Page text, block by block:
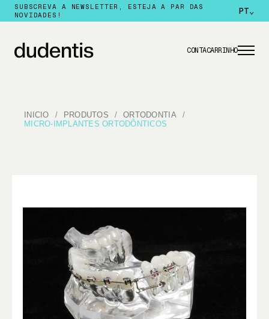
SUBSCREVA A NEWSLETTER, ESTEJA A PAR DAS
NOVIDADES!
PT⌄
CONTACARRINHO
INICIO PRODUTOS
ORTODONTIA
MICRO-IMPLANTES ORTODÔNTICOS